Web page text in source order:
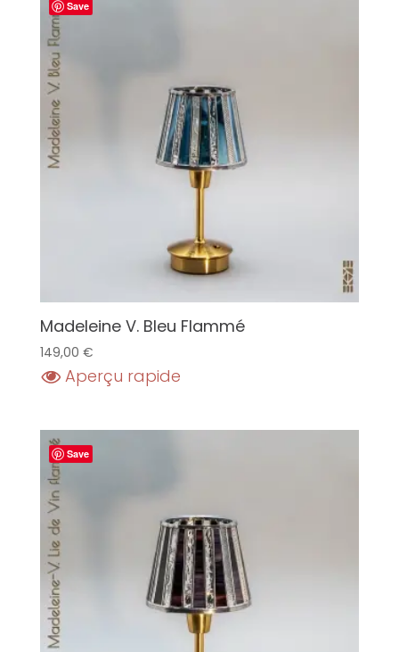
Save
Madeleine V. Bleu Flammé
149,00 €
Aperçu rapide
Save